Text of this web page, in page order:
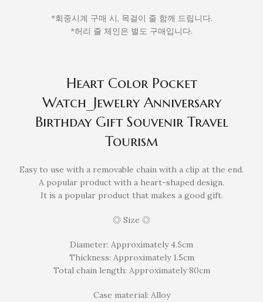
*회중시계 구매 시, 목걸이 줄 함께 드립니다.
*허리 줄 체인은 별도 구매입니다.
Heart Color Pocket
Watch_Jewelry Anniversary
Birthday Gift Souvenir Travel
Tourism
Easy to use with a removable chain with a clip at the end.
A popular product with a heart-shaped design.
It is a popular product that makes a good gift.
◎ Size ◎
Diameter: Approximately 4.5cm
Thickness: Approximately 1.5cm
Total chain length: Approximately 80cm
Case material: Alloy